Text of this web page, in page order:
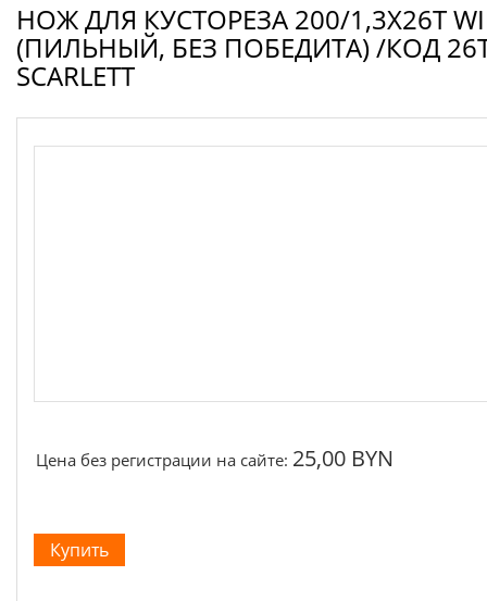
Якоря, статоры
Аккумуляторы, зарядные устройства
Ремни для электроинструмента
НОЖ ДЛЯ КУСТОРЕЗА 200/1,3X26T
(ПИЛЬНЫЙ, БЕЗ ПОБЕДИТА) /КОД 26T
SCARLETT
Цена без регистрации на сайте: 25,00 BYN